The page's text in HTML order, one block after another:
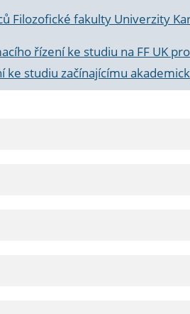
Filozofické fakulty Univerzity
řízení ke studiu na FF UK
ke studiu začínajícímu